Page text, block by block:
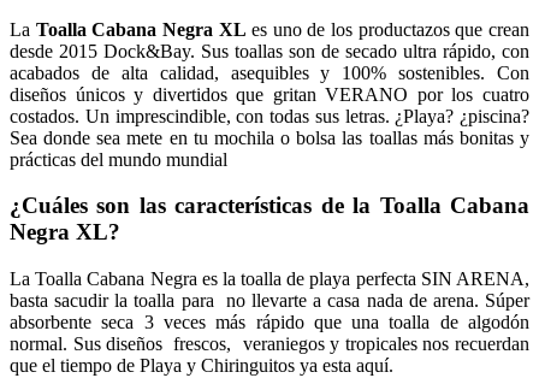
La Toalla Cabana Negra XLes uno de los productazos que crean
desde 2015 Dock&Bay. Sus toallas son de secado ultra rápido, con
acabados de alta calidad, asequibles y 100% sostenibles. Con
diseños únicos y divertidos que gritan VERANO por los cuatro
costados. Un imprescindible, con todas sus letras. ¿Playa? ¿piscina?
Sea donde sea mete en tu mochila o bolsa las toallas más bonitas y
prácticas del mundo mundial
¿Cuáles son las características de la Toalla Cabana
Negra XL?
La Toalla Cabana Negra es la toalla de playa perfecta SIN ARENA,
basta sacudir la toalla para no llevarte a casa nada de arena. Súper
absorbente seca 3 veces más rápido que una toalla de algodón
normal. Sus diseños frescos, veraniegos y tropicales nos recuerdan
que el tiempo de Playa y Chiringuitos ya esta aquí.